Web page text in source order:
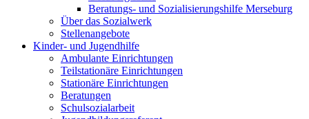
Beratungs- und Sozialisierungshilfe Merseburg
Über das Sozialwerk
Stellenangebote
Kinder- und Jugendhilfe
Ambulante Einrichtungen
Teilstationäre Einrichtungen
Stationäre Einrichtungen
Beratungen
Schulsozialarbeit